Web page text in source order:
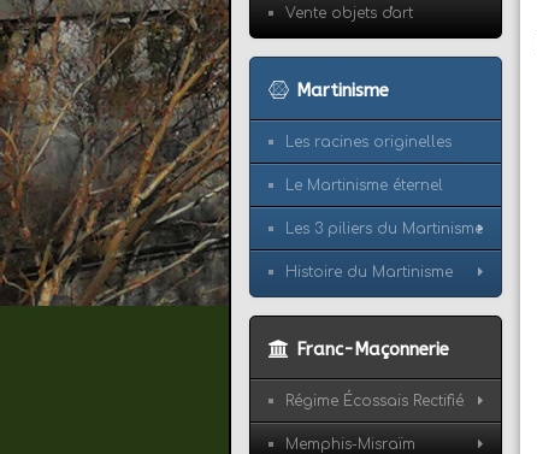
Vente objets d'art
Martinisme
Les racines originelles
Le Martinisme éternel
Les 3 piliers du Martinisme
Histoire du Martinisme
Franc-Maçonnerie
Régime Écossais Rectifié
Memphis-Misraïm